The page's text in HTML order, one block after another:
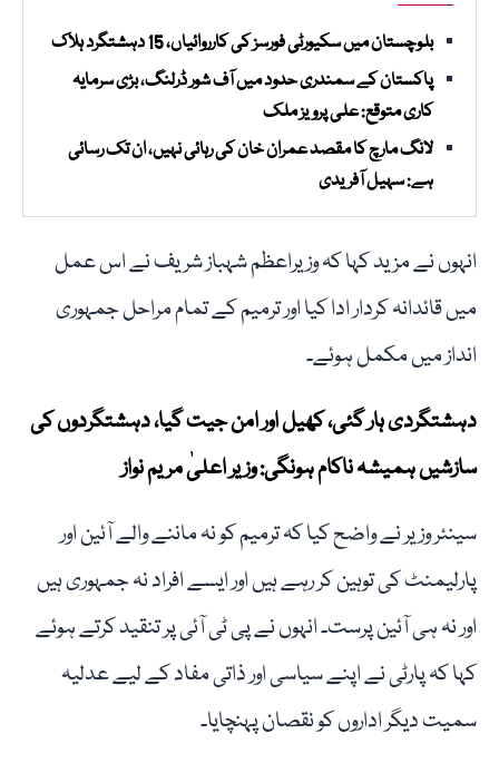
بلوچستان میں سکیورٹی فورسز کی کارروائیاں، 15 دہشتگرد ہلاک
پاکستان کے سمندری حدود میں آف شور ڈرلنگ، بڑی سرمایہ
کاری متوقع: علی پرویز ملک
لانگ مارچ کا مقصد عمران خان کی رہائی نہیں، ان تک رسائی
ہے: سہیل آفریدی
انہوں نے مزید کہا کہ وزیراعظم شہباز شریف نے اس عمل
میں قائدانہ کردار ادا کیا اور ترمیم کے تمام مراحل جمہوری
انداز میں مکمل ہوئے۔
دہشتگردی ہار گئی، کھیل اور امن جیت گیا، دہشتگردوں کی
سازشیں ہمیشہ ناکام ہونگی: وزیر اعلیٰ مریم نواز
سینئر وزیر نے واضح کیا کہ ترمیم کو نہ ماننے والے آئین اور
پارلیمنٹ کی توہین کر رہے ہیں اور ایسے افراد نہ جمہوری ہیں
اور نہ ہی آئین پرست۔ انہوں نے پی ٹی آئی پر تنقید کرتے ہوئے
کہا کہ پارٹی نے اپنے سیاسی اور ذاتی مفاد کے لیے عدلیہ
سمیت دیگر اداروں کو نقصان پہنچایا۔